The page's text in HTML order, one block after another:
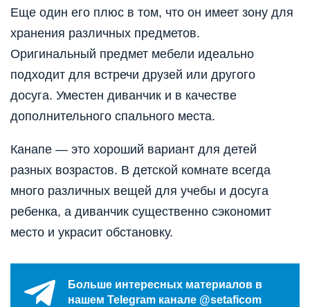
Еще один его плюс в том, что он имеет зону для
хранения различных предметов.
Оригинальный предмет мебели идеально
подходит для встречи друзей или другого
досуга. Уместен диванчик и в качестве
дополнительного спального места.
Канапе — это хороший вариант для детей
разных возрастов. В детской комнате всегда
много различных вещей для учебы и досуга
ребенка, а диванчик существенно сэкономит
место и украсит обстановку.
Больше интересных материалов в
нашем Telegram канале @setaficom